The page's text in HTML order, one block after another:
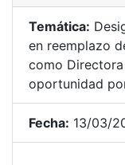
Temática:
en reemplazo
como
oportunidad
Fecha: 13/03/